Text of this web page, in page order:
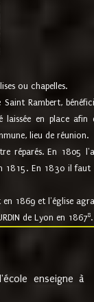
ou chapelles.
Rambert,
en place
lieu de réunion.
réparés. En 1805
En 1830 il
1869 et l'église
de Lyon en 18678.
enseigne à